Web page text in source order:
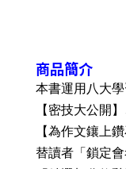
商品簡介
本書運用八大
【密技大公開
【為作文鑲上
替讀者「鎖定會